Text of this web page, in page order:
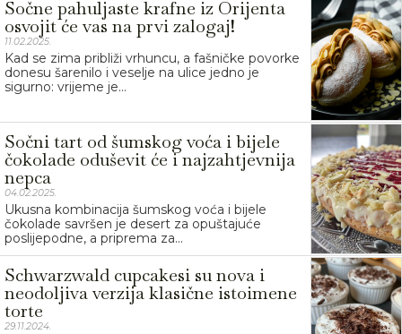
Sočne pahuljaste krafne iz Orijenta
osvojit će vas na prvi zalogaj!
11.02.2025.
Kad se zima približi vrhuncu, a fašničke povorke
donesu šarenilo i veselje na ulice jedno je
sigurno: vrijeme je...
Sočni tart od šumskog voća i bijele
čokolade oduševit će i najzahtjevnija
nepca
04.02.2025.
Ukusna kombinacija šumskog voća i bijele
čokolade savršen je desert za opuštajuće
poslijepodne, a priprema za...
Schwarzwald cupcakesi su nova i
neodoljiva verzija klasične istoimene
torte
29.11.2024.